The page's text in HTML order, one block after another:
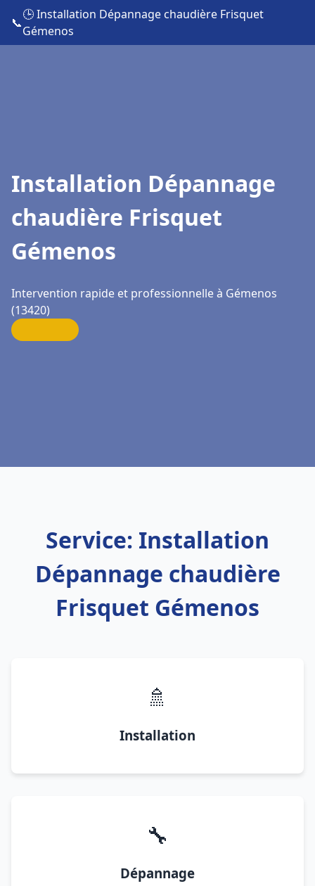
📞
🕒 Installation Dépannage chaudière Frisquet
Gémenos
Installation Dépannage
chaudière Frisquet
Gémenos
Intervention rapide et professionnelle à Gémenos
(13420)
Service: Installation
Dépannage chaudière
Frisquet Gémenos
🚿
Installation
🔧
Dépannage